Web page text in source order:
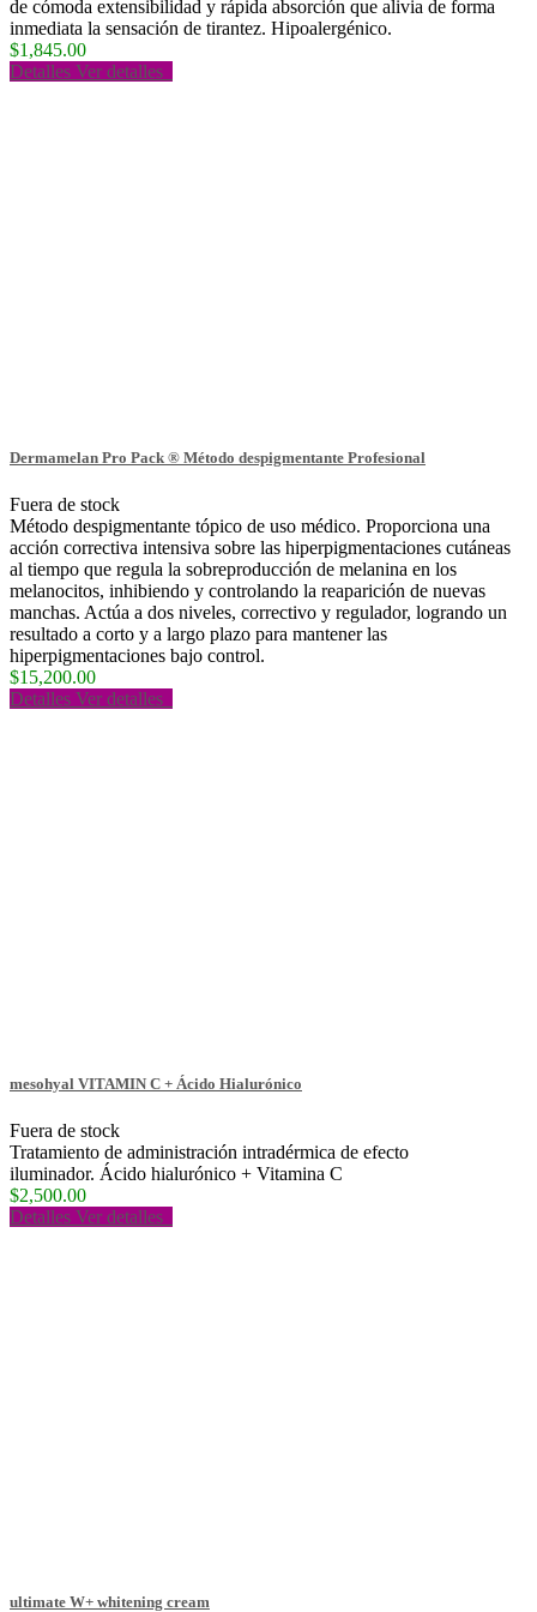
de cómoda extensibilidad y rápida absorción que alivia de forma
inmediata la sensación de tirantez. Hipoalergénico.
$1,845.00
Detalles Ver detalles
Dermamelan Pro Pack ® Método despigmentante Profesional
Fuera de stock
Método despigmentante tópico de uso médico. Proporciona una
acción correctiva intensiva sobre las hiperpigmentaciones cutáneas
al tiempo que regula la sobreproducción de melanina en los
melanocitos, inhibiendo y controlando la reaparición de nuevas
manchas. Actúa a dos niveles, correctivo y regulador, logrando un
resultado a corto y a largo plazo para mantener las
hiperpigmentaciones bajo control.
$15,200.00
Detalles Ver detalles
mesohyal VITAMIN C + Ácido Hialurónico
Fuera de stock
Tratamiento de administración intradérmica de efecto
iluminador. Ácido hialurónico + Vitamina C
$2,500.00
Detalles Ver detalles
ultimate W+ whitening cream